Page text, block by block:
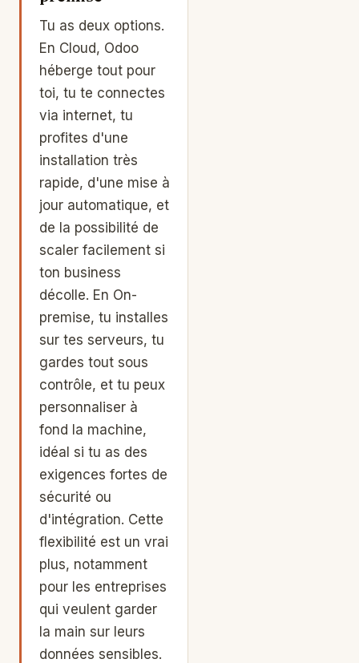
Tu as deux options.
En Cloud, Odoo
héberge tout pour
toi, tu te connectes
via internet, tu
profites d'une
installation très
rapide, d'une mise à
jour automatique, et
de la possibilité de
scaler facilement si
ton business
décolle. En On-
premise, tu installes
sur tes serveurs, tu
gardes tout sous
contrôle, et tu peux
personnaliser à
fond la machine,
idéal si tu as des
exigences fortes de
sécurité ou
d'intégration. Cette
flexibilité est un vrai
plus, notamment
pour les entreprises
qui veulent garder
la main sur leurs
données sensibles.